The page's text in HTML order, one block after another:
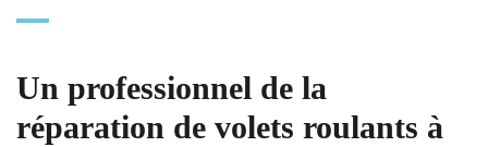
Un professionnel de la
réparation de volets roulants à